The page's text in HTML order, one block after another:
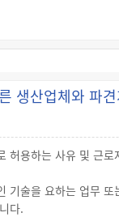
당 근로자를 휴직 전
포함되지만, 사용
생산업체와 파
허용하는 사유 및 근
술을 요하는 업무
다.